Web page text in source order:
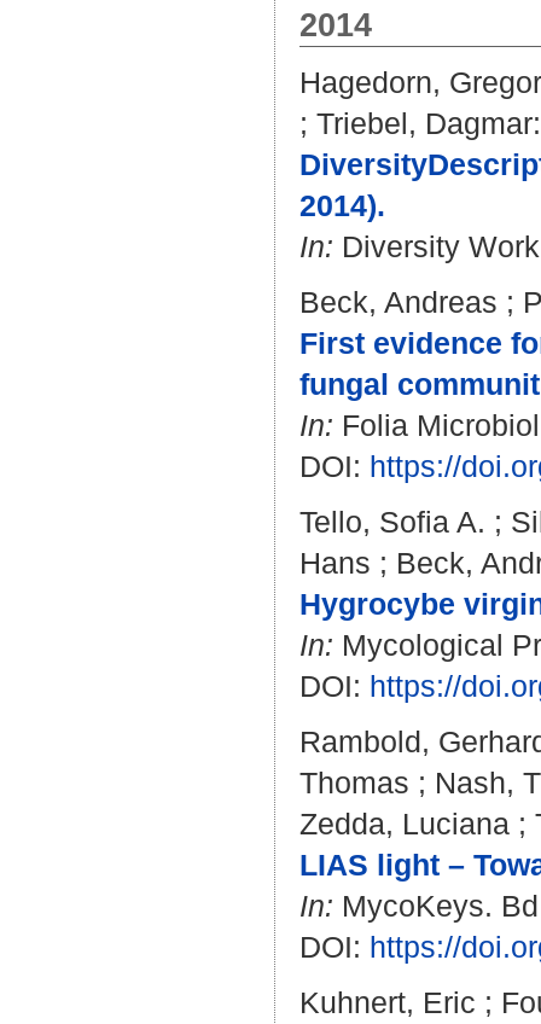
2014
Hagedorn, Gregor
; Triebel, Dagmar:
2014).
In: Diversity
Beck, Andreas ;
First evidence
fungal
In: Folia
DOI: https://
Tello, Sofia A. ;
Hans ; Beck,
Hygrocybe
In: Mycological
DOI: https://
Rambold,
Thomas ; Nash,
Zedda, Luciana ;
LIAS light –
In: MycoKeys.
DOI: https://
Kuhnert, Eric ;